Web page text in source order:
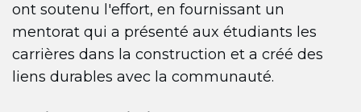
ont soutenu l'effort, en fournissant un
mentorat qui a présenté aux étudiants les
carrières dans la construction et a créé des
liens durables avec la communauté.